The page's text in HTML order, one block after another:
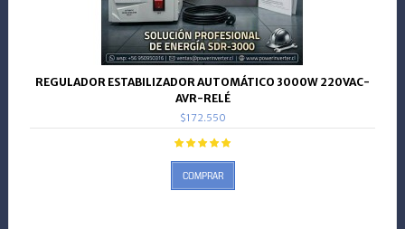
REGULADOR ESTABILIZADOR AUTOMÁTICO 3000W 220VAC-
AVR-RELÉ
$172.550
COMPRAR